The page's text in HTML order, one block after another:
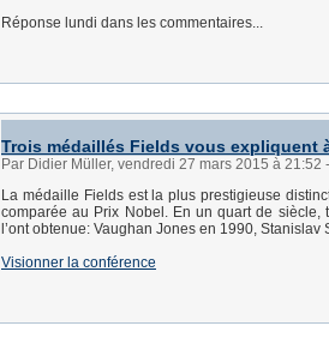
Réponse lundi dans les commentaires...
Trois médaillés Fields vous expliquent
Par Didier Müller, vendredi 27 mars 2015 à 21:52 -
La médaille Fields est la plus prestigieuse
comparée au Prix Nobel. En un quart de siècle,
l’ont obtenue: Vaughan Jones en 1990,
Visionner la conférence